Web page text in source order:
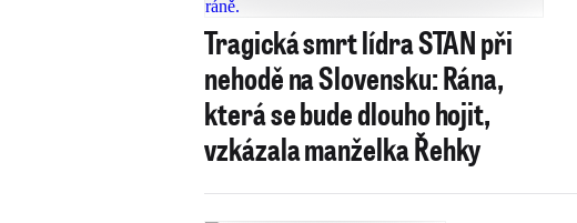
Tragická smrt lídra STAN při
nehodě na Slovensku: Rána,
která se bude dlouho hojit,
vzkázala manželka Řehky